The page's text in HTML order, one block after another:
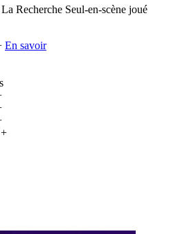
Recherche Seul-en-scène joué
En savoir